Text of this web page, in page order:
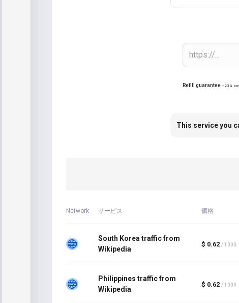
Refill guarantee +20%
This service you
Network サービス 価格
South Korea traffic from
Wikipedia
$ 0.62 / 1000
Philippines traffic from
Wikipedia
$ 0.62 / 1000